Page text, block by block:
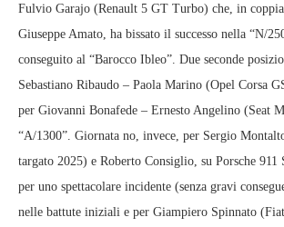
Fulvio Garajo (Renault 5 GT Turbo) che, in coppia
Giuseppe Amato, ha bissato il successo nella “N/
conseguito al “Barocco Ibleo”. Due seconde
Sebastiano Ribaudo – Paola Marino (Opel Corsa
per Giovanni Bonafede – Ernesto Angelino (Seat
“A/1300”. Giornata no, invece, per Sergio
targato 2025) e Roberto Consiglio, su Porsche
per uno spettacolare incidente (senza gravi
nelle battute iniziali e per Giampiero Spinnato